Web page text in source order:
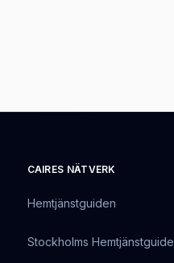
CAIRES NÄTVERK
Hemtjänstguiden
Stockholms Hemtjänstguide